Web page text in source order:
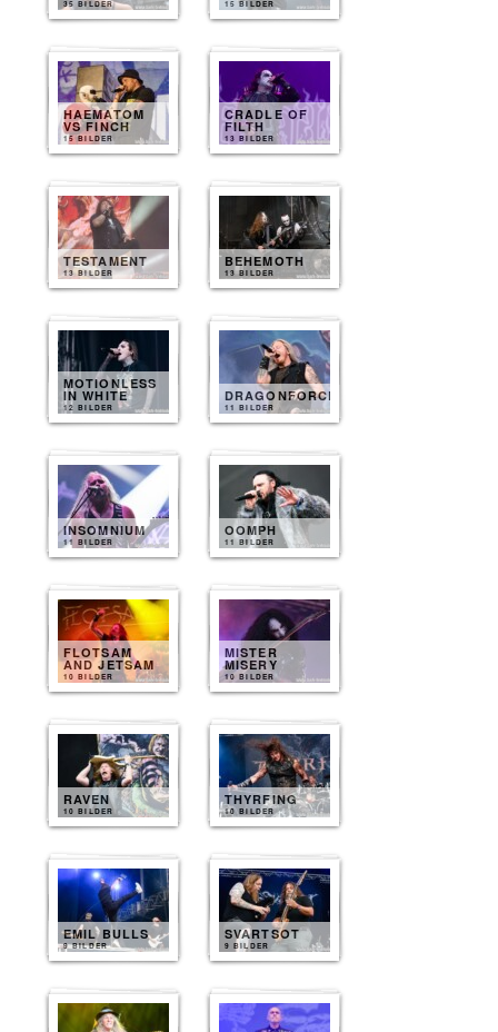
35 BILDER 15 BILDER
HAEMATOM
VS FINCH
15 BILDER
CRADLE OF
FILTH
13 BILDER
TESTAMENT
13 BILDER
BEHEMOTH
13 BILDER
MOTIONLESS
IN WHITE
12 BILDER
DRAGONFORCE
11 BILDER
INSOMNIUM
11 BILDER
OOMPH
11 BILDER
FLOTSAM
AND JETSAM
10 BILDER
MISTER
MISERY
10 BILDER
RAVEN
10 BILDER
THYRFING
10 BILDER
EMIL BULLS
9 BILDER
SVARTSOT
9 BILDER